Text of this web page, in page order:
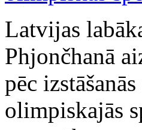
Latvijas
Phjončhanā
pēc
olimpiskajās